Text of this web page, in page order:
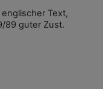
Text,
89 guter Zust.